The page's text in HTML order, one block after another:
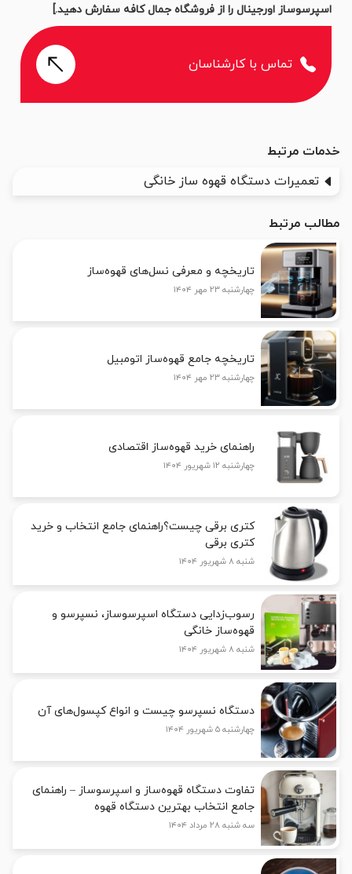
اسپرسوساز اورجینال را از فروشگاه جمال کافه سفارش دهید.]
تماس با کارشناسان
خدمات مرتبط
تعمیرات دستگاه قهوه ساز خانگی
مطالب مرتبط
تاریخچه و معرفی نسل‌های قهوه‌ساز
چهارشنبه ۲۳ مهر ۱۴۰۴
تاریخچه جامع قهوه‌ساز اتومبیل
چهارشنبه ۲۳ مهر ۱۴۰۴
راهنمای خرید قهوه‌ساز اقتصادی
چهارشنبه ۱۲ شهریور ۱۴۰۴
کتری برقی چیست؟راهنمای جامع انتخاب و خرید
کتری برقی
شنبه ۸ شهریور ۱۴۰۴
رسوب‌زدایی دستگاه اسپرسوساز، نسپرسو و
قهوه‌ساز خانگی
شنبه ۸ شهریور ۱۴۰۴
دستگاه نسپرسو چیست و انواع کپسول‌های آن
چهارشنبه ۵ شهریور ۱۴۰۴
تفاوت دستگاه قهوه‌ساز و اسپرسوساز – راهنمای
جامع انتخاب بهترین دستگاه قهوه
سه شنبه ۲۸ مرداد ۱۴۰۴